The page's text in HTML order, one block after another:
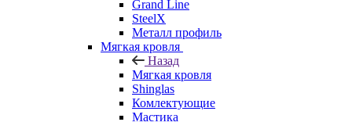
Grand Line
SteelX
Металл профиль
Мягкая кровля
Назад
Мягкая кровля
Shinglas
Комлектующие
Мастика